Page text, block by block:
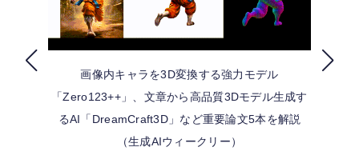
FOLLOW US
画像内キャラを3D変換する強力モデル
「Zero123++」、文章から高品質3Dモデル生成す
るAI「DreamCraft3D」など重要論文5本を解説
（生成AIウィークリー）